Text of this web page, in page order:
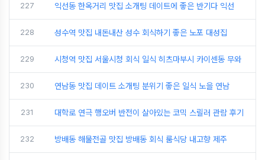
227 익선동 한옥거리 맛집 소개팅 데이트에 좋은 반기다 익선
228 성수역 맛집 내돈내산 성수 회식하기 좋은 노포 대성집
229 시청역 맛집 서울시청 회식 일식 히츠마부시 카이센동 무와
230 연남동 맛집 데이트 소개팅 분위기 좋은 일식 노을 연남
231 대학로 연극 행오버 반전이 살아있는 코믹 스릴러 관람 후기
232 방배동 해물전골 맛집 방배동 회식 룸식당 내고향 제주